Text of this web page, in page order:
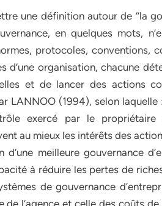
une définition autour de ‘’la
en quelques mots,
protocoles, conventions,
d’une organisation, chacune
et de lancer des actions
LANNOO (1994), selon laquelle
exercé par le propriétaire
au mieux les intérêts des
meilleure gouvernance
à réduire les pertes de
de gouvernance
l’agence et celle des coûts